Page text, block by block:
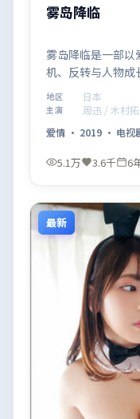
雾岛降临
雾岛降临是一部
机、反转与人物成
观看。
地区 日本
主演
周迅 / 木村
爱情 · 2019 · 电视
5.1万 3.6千 6
最新